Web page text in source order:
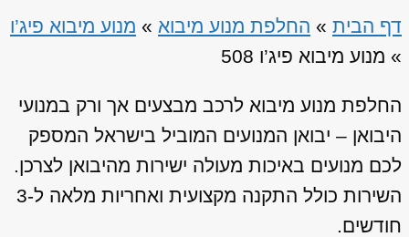
דף הבית » החלפת מנוע מיבוא » מנוע מיבוא פיג’ו
» מנוע מיבוא פיג’ו 508
החלפת מנוע מיבוא לרכב מבצעים אך ורק במנועי
היבואן – יבואן המנועים המוביל בישראל המספק
לכם מנועים באיכות מעולה ישירות מהיבואן לצרכן.
השירות כולל התקנה מקצועית ואחריות מלאה ל-3
חודשים.